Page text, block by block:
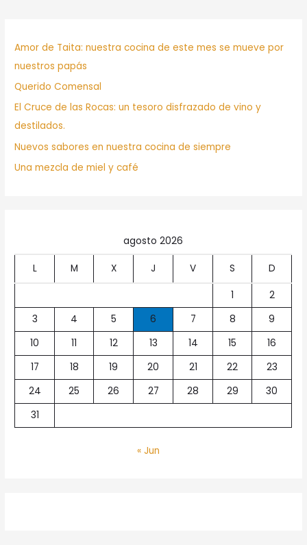
Amor de Taita: nuestra cocina de este mes se mueve por
nuestros papás
Querido Comensal
El Cruce de las Rocas: un tesoro disfrazado de vino y
destilados.
Nuevos sabores en nuestra cocina de siempre
Una mezcla de miel y café
agosto 2026
L M X J V S D
1
2
3
4 5 6 7 8
9
10
11 12 13 14 15
16
17
18 19 20 21 22
23
24
25 26 27 28 29
30
31
« Jun